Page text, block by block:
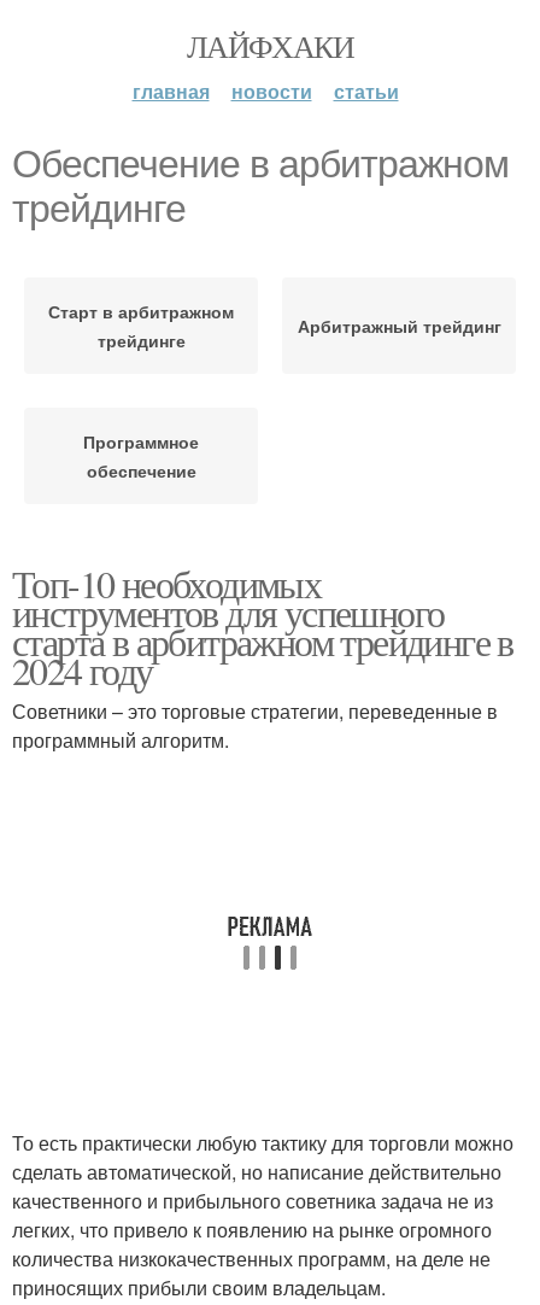
ЛАЙФХАКИ
главная новости статьи
Обеспечение в арбитражном
трейдинге
Старт в арбитражном
трейдинге
Арбитражный трейдинг
Программное
обеспечение
Топ-10 необходимых
инструментов для успешного
старта в арбитражном трейдинге в
2024 году
Советники – это торговые стратегии, переведенные в
программный алгоритм.
То есть практически любую тактику для торговли можно
сделать автоматической, но написание действительно
качественного и прибыльного советника задача не из
легких, что привело к появлению на рынке огромного
количества низкокачественных программ, на деле не
приносящих прибыли своим владельцам.